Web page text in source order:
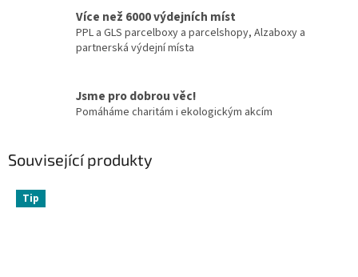
Více než 6000 výdejních míst
PPL a GLS parcelboxy a parcelshopy, Alzaboxy a
partnerská výdejní místa
Jsme pro dobrou věc!
Pomáháme charitám i ekologickým akcím
Související produkty
Tip